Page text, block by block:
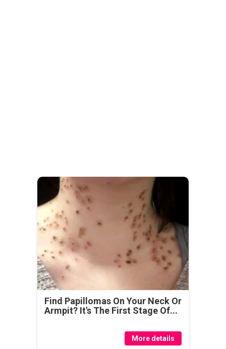
Find Papillomas On Your Neck Or
Armpit? It's The First Stage Of...
More details